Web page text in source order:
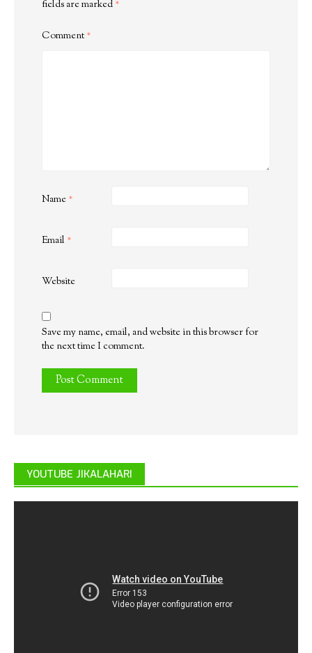
fields are marked *
Comment*
Name *
Email *
Website
Save my name, email, and website in this browser for
the next time I comment.
YOUTUBE JIKALAHARI